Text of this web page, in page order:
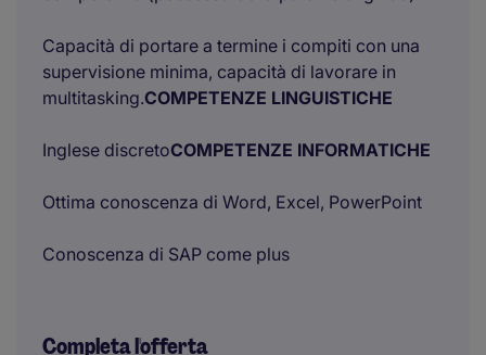
Capacità di portare a termine i compiti con una
supervisione minima, capacità di lavorare in
multitasking.COMPETENZE LINGUISTICHE
Inglese discretoCOMPETENZE INFORMATICHE
Ottima conoscenza di Word, Excel, PowerPoint
Conoscenza di SAP come plus
Completa l'offerta